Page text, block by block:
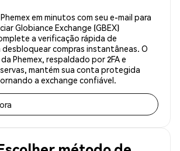
em minutos com seu e-mail para
Globiance Exchange (GBEX)
a verificação rápida de
compras instantâneas. O
Phemex, respaldado por 2FA e
mantém sua conta protegida
a exchange confiável.